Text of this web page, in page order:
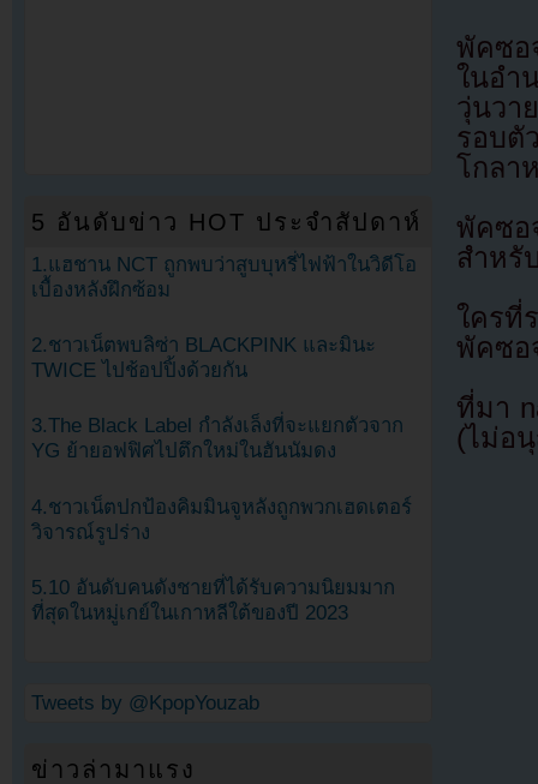
พัคซอ
ในอำ
วุ่นวา
รอบตั
โกลา
พัคซ
สำหรั
ใครที่
พัคซอ
ที่มา
(ไม่อ
5 อันดับข่าว HOT ประจำสัปดาห์
1.แฮชาน NCT ถูกพบว่าสูบบุหรี่ไฟฟ้าในวิดีโอ
เบื้องหลังฝึกซ้อม
2.ชาวเน็ตพบลิซ่า BLACKPINK และมินะ
TWICE ไปช้อปปิ้งด้วยกัน
3.The Black Label กำลังเล็งที่จะแยกตัวจาก
YG ย้ายอฟฟิศไปตึกใหม่ในฮันนัมดง
4.ชาวเน็ตปกป้องคิมมินจูหลังถูกพวกเฮดเตอร์
วิจารณ์รูปร่าง
5.10 อันดับคนดังชายที่ได้รับความนิยมมาก
ที่สุดในหมู่เกย์ในเกาหลีใต้ของปี 2023
Tweets by @KpopYouzab
ข่าวล่ามาแรง